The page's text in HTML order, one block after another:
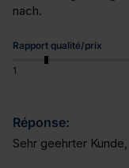
nach.
Rapport qualité/prix
1
Réponse:
Sehr geehrter Kunde,